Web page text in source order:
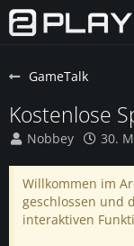
GameTalk
Kostenlose
Nobbey 30.
Willkommen im
geschlossen und
interaktiven